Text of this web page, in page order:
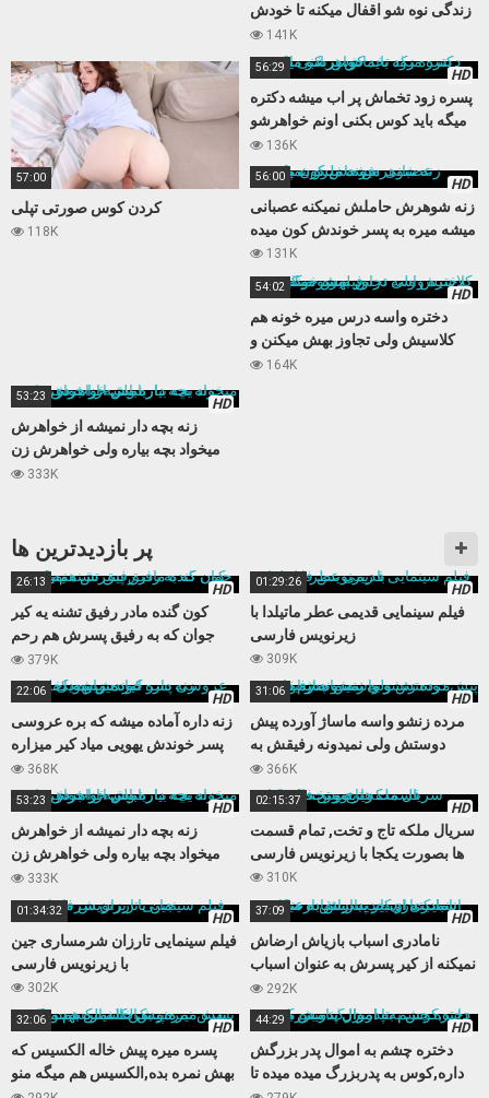
زندگی نوه شو اقفال میکنه تا خودش
بعد مدتها حالی کنه
141K
57:00
کردن کوس صورتی تپلی
118K
HD
56:29
پسره زود تخماش پر اب میشه دکتره
میگه باید کوس بکنی اونم خواهرشو
میکنه
136K
HD
56:00
زنه شوهرش حاملش نمیکنه عصبانی
میشه میره به پسر خوندش کون میده
131K
HD
54:02
دختره واسه درس میره خونه هم
کلاسیش ولی تجاوز بهش میکنن و
فیلمشو میگیرن
164K
HD
53:23
زنه بچه دار نمیشه از خواهرش
میخواد بچه بیاره ولی خواهرش زن
باباش از آب در میاد
333K
پر بازدید‌ترین ها
HD
26:13
کون گنده مادر رفیق تشنه یه کیر
جوان که به رفیق پسرش هم رحم
نمیکنه
379K
HD
01:29:26
فیلم سینمایی قدیمی عطر ماتیلدا با
زیرنویس فارسی
309K
HD
22:06
زنه داره آماده میشه که بره عروسی
پسر خوندش یهویی میاد کیر میزاره
داخلش
368K
HD
31:06
مرده زنشو واسه ماساژ آورده پیش
دوستش ولی نمیدونه رفیقش به
زنش چشم داره
366K
HD
53:23
زنه بچه دار نمیشه از خواهرش
میخواد بچه بیاره ولی خواهرش زن
باباش از آب در میاد
333K
HD
02:15:37
سریال ملکه تاج و تخت, تمام قسمت
ها بصورت یکجا با زیرنویس فارسی
310K
HD
01:34:32
فیلم سینمایی تارزان شرمساری جین
با زیرنویس فارسی
302K
HD
37:09
نامادری اسباب بازیاش ارضاش
نمیکنه از کیر پسرش به عنوان اسباب
بازی جدید استفاده میکنه
292K
HD
32:06
پسره میره پیش خاله الکسیس که
بهش نمره بده,الکسیس هم میگه منو
HD
44:29
دختره چشم به اموال پدر بزرگش
داره,کوس به پدربزرگ میده میده تا